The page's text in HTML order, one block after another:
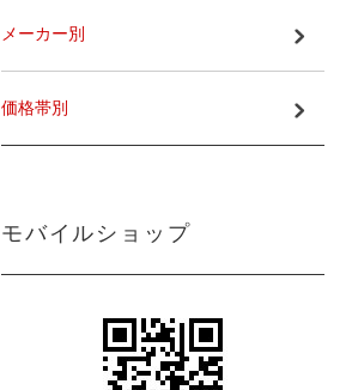
メーカー別
価格帯別
モバイルショップ